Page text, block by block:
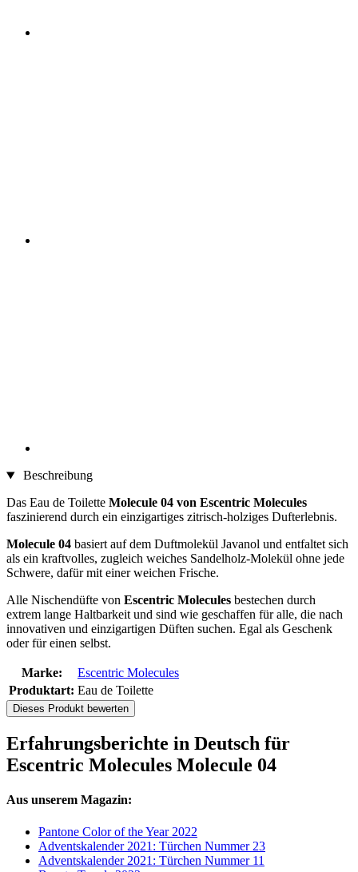
Beschreibung
Das Eau de Toilette Molecule 04 von Escentric Molecules
faszinierend durch ein einzigartiges zitrisch-holziges Dufterlebnis.
Molecule 04 basiert auf dem Duftmolekül Javanol und entfaltet sich
als ein kraftvolles, zugleich weiches Sandelholz-Molekül ohne jede
Schwere, dafür mit einer weichen Frische.
Alle Nischendüfte von Escentric Molecules bestechen durch
extrem lange Haltbarkeit und sind wie geschaffen für alle, die nach
innovativen und einzigartigen Düften suchen. Egal als Geschenk
oder für einen selbst.
Marke:
Escentric Molecules
Produktart: Eau de Toilette
Dieses Produkt bewerten
Erfahrungsberichte in Deutsch für
Escentric Molecules Molecule 04
Aus unserem Magazin:
Pantone Color of the Year 2022
Adventskalender 2021: Türchen Nummer 23
Adventskalender 2021: Türchen Nummer 11